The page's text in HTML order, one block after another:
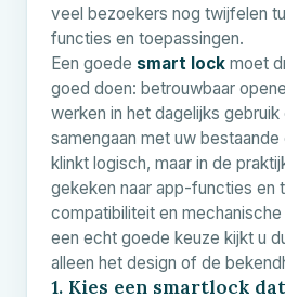
veel bezoekers nog twijfelen
functies en toepassingen.
Een goede smart lock moet
goed doen: betrouwbaar
werken in het dagelijks gebruik
samengaan met uw bestaande
klinkt logisch, maar in de
gekeken naar app-functies en
compatibiliteit en
een echt goede keuze kijkt u
alleen het design of de
1. Kies een smartlock